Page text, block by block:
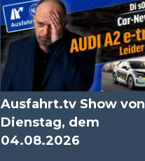
Ausfahrt.tv Show von
Dienstag, dem
04.08.2026